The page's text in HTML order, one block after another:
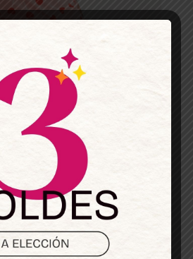
a mujeres que
ofreciéndoles moldes y